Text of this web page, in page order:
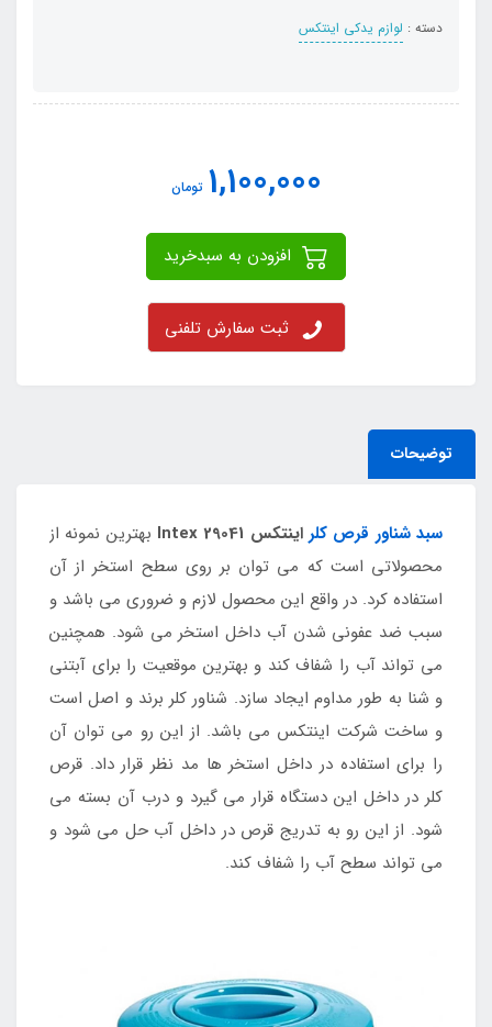
دسته : لوازم یدکی اینتکس
1,100,000 تومان
ثبت سفارش تلفنی
توضیحات
سبد شناور قرص کلراینتکس Intex 29041
بهترین نمونه از
محصولاتی است که می توان بر روی سطح استخر از آن
استفاده کرد. در واقع این محصول لازم و ضروری می باشد و
سبب ضد عفونی شدن آب داخل استخر می شود. همچنین
می تواند آب را شفاف کند و بهترین موقعیت را برای آبتنی
و شنا به طور مداوم ایجاد سازد. شناور کلر برند و اصل است
و ساخت شرکت اینتکس می باشد. از این رو می توان آن
را برای استفاده در داخل استخر ها مد نظر قرار داد. قرص
کلر در داخل این دستگاه قرار می گیرد و درب آن بسته می
شود. از این رو به تدریج قرص در داخل آب حل می شود و
می تواند سطح آب را شفاف کند.